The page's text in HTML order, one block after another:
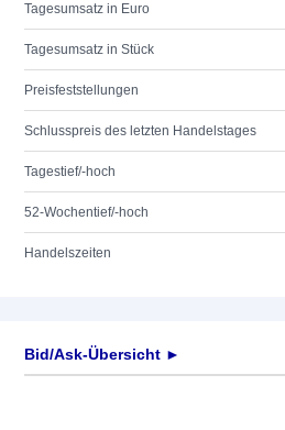
Tagesumsatz in Euro
Tagesumsatz in Stück
Preisfeststellungen
Schlusspreis des letzten Handelstages
Tagestief/-hoch
52-Wochentief/-hoch
Handelszeiten
Bid/Ask-Übersicht ►